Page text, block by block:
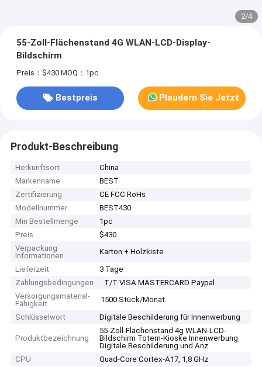
3/4
55-Zoll-Flächenstand 4G WLAN-LCD-Display-
Bildschirm
Preis：$430 MOQ：1pc
Bestpreis Plaudern Sie Jetzt
Produkt-Beschreibung
Herkunftsort
China
Markenname
BEST
Zertifizierung
CE FCC RoHs
Modellnummer
BEST430
Min Bestellmenge
1pc
Preis
$430
Verpackung
Informationen
Karton + Holzkiste
Lieferzeit
3 Tage
Zahlungsbedingungen
T/T VISA MASTERCARD Paypal
Versorgungsmaterial-
Fähigkeit
1500 Stück/Monat
Schlüsselwort
Digitale Beschilderung für Innenwerbung
Produktbezeichnung
55-Zoll-Flächenstand 4g WLAN-LCD-
Bildschirm Totem-Kioske Innenwerbung
Digitale Beschilderung und Anz
CPU
Quad-Core Cortex-A17, 1,8 GHz